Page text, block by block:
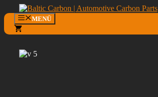
Inhalt
springen
MENÜ